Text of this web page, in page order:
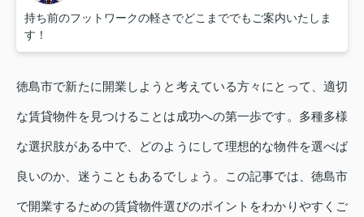
持ち前のフットワークの軽さでどこまででもご案内いたしま
す！
徳島市で新たに開業しようと考えている方々にとって、適切
な賃貸物件を見つけることは成功への第一歩です。多種多様
な選択肢がある中で、どのようにして理想的な物件を選べば
良いのか、迷うこともあるでしょう。この記事では、徳島市
で開業するための賃貸物件選びのポイントをわかりやすくご